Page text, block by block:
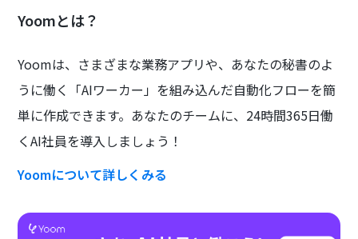
Yoomとは？
Yoomは、さまざまな業務アプリや、あなたの秘書のよ
うに働く「AIワーカー」を組み込んだ自動化フローを簡
単に作成できます。あなたのチームに、24時間365日働
くAI社員を導入しましょう！
Yoomについて詳しくみる